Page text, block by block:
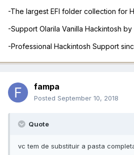
-The largest EFI folder collection for
-Support Olarila Vanilla Hackintosh
-Professional Hackintosh Support
fampa
Posted September 10, 2018
Quote
vc tem de substituir a pasta